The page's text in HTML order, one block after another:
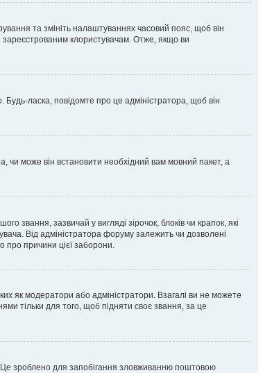
та змініть налаштуваннях часовий пояс, щоб він
клористувачам. Отже, якщо ви
ласка, повідомте про це адміністратора, щоб він
чи може він встановити необхідний вам мовний пакет, а
зазвичай у вигляді зірочок, блоків чи крапок, які
Від адміністратора форуму залежить чи дозволені
про причини цієї заборони.
як модератори або адміністратори. Взагалі ви не можете
тільки для того, щоб підняти своє звання, за це
зроблено для запобігання зловживанню поштовою